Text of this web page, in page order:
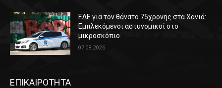
ΕΔΕ για τον θάνατο 75χρονης στα Χανιά:
Εμπλεκόμενοι αστυνομικοί στο
μικροσκόπιο
07.08.2026
ΕΠΙΚΑΙΡΟΤΗΤΑ